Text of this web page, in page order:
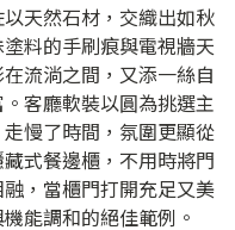
天然石材，交織出如秋
料的手刷痕與電視牆天
流淌之間，又添一絲自
客廳軟裝以圓為挑選主
慢了時間，氛圍更顯從
式餐邊櫃，不用時將門
，當櫃門打開充足又美
能調和的絕佳範例。